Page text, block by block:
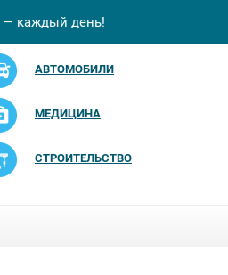
— каждый день!
АВТОМОБИЛИ
МЕДИЦИНА
СТРОИТЕЛЬСТВО